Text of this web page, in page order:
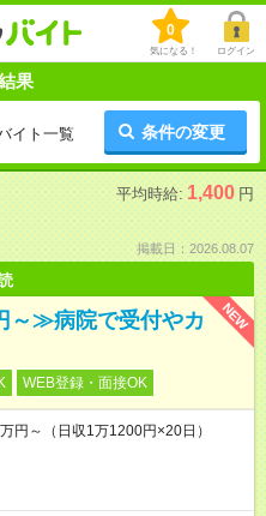
0
気になる！ ログイン
果
イト一覧 条件の変更
平均時給: 1,400 円
掲載日：2026.08.07
NEW
～≫病院で受付やカ
WEB登録・面接OK
～（日収1万1200円×20日）